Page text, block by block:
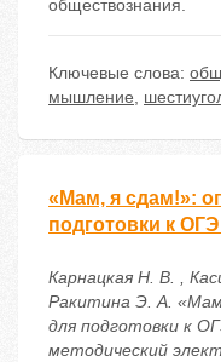
обществознания.
Ключевые слова:
мышление,
«Мам, я сдам!»:
подготовки к
Карнацкая Н. В. ,
Ракитина Э. А.
для подготовки к
методический